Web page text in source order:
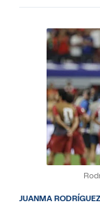
JUANMA RODRÍGUEZ